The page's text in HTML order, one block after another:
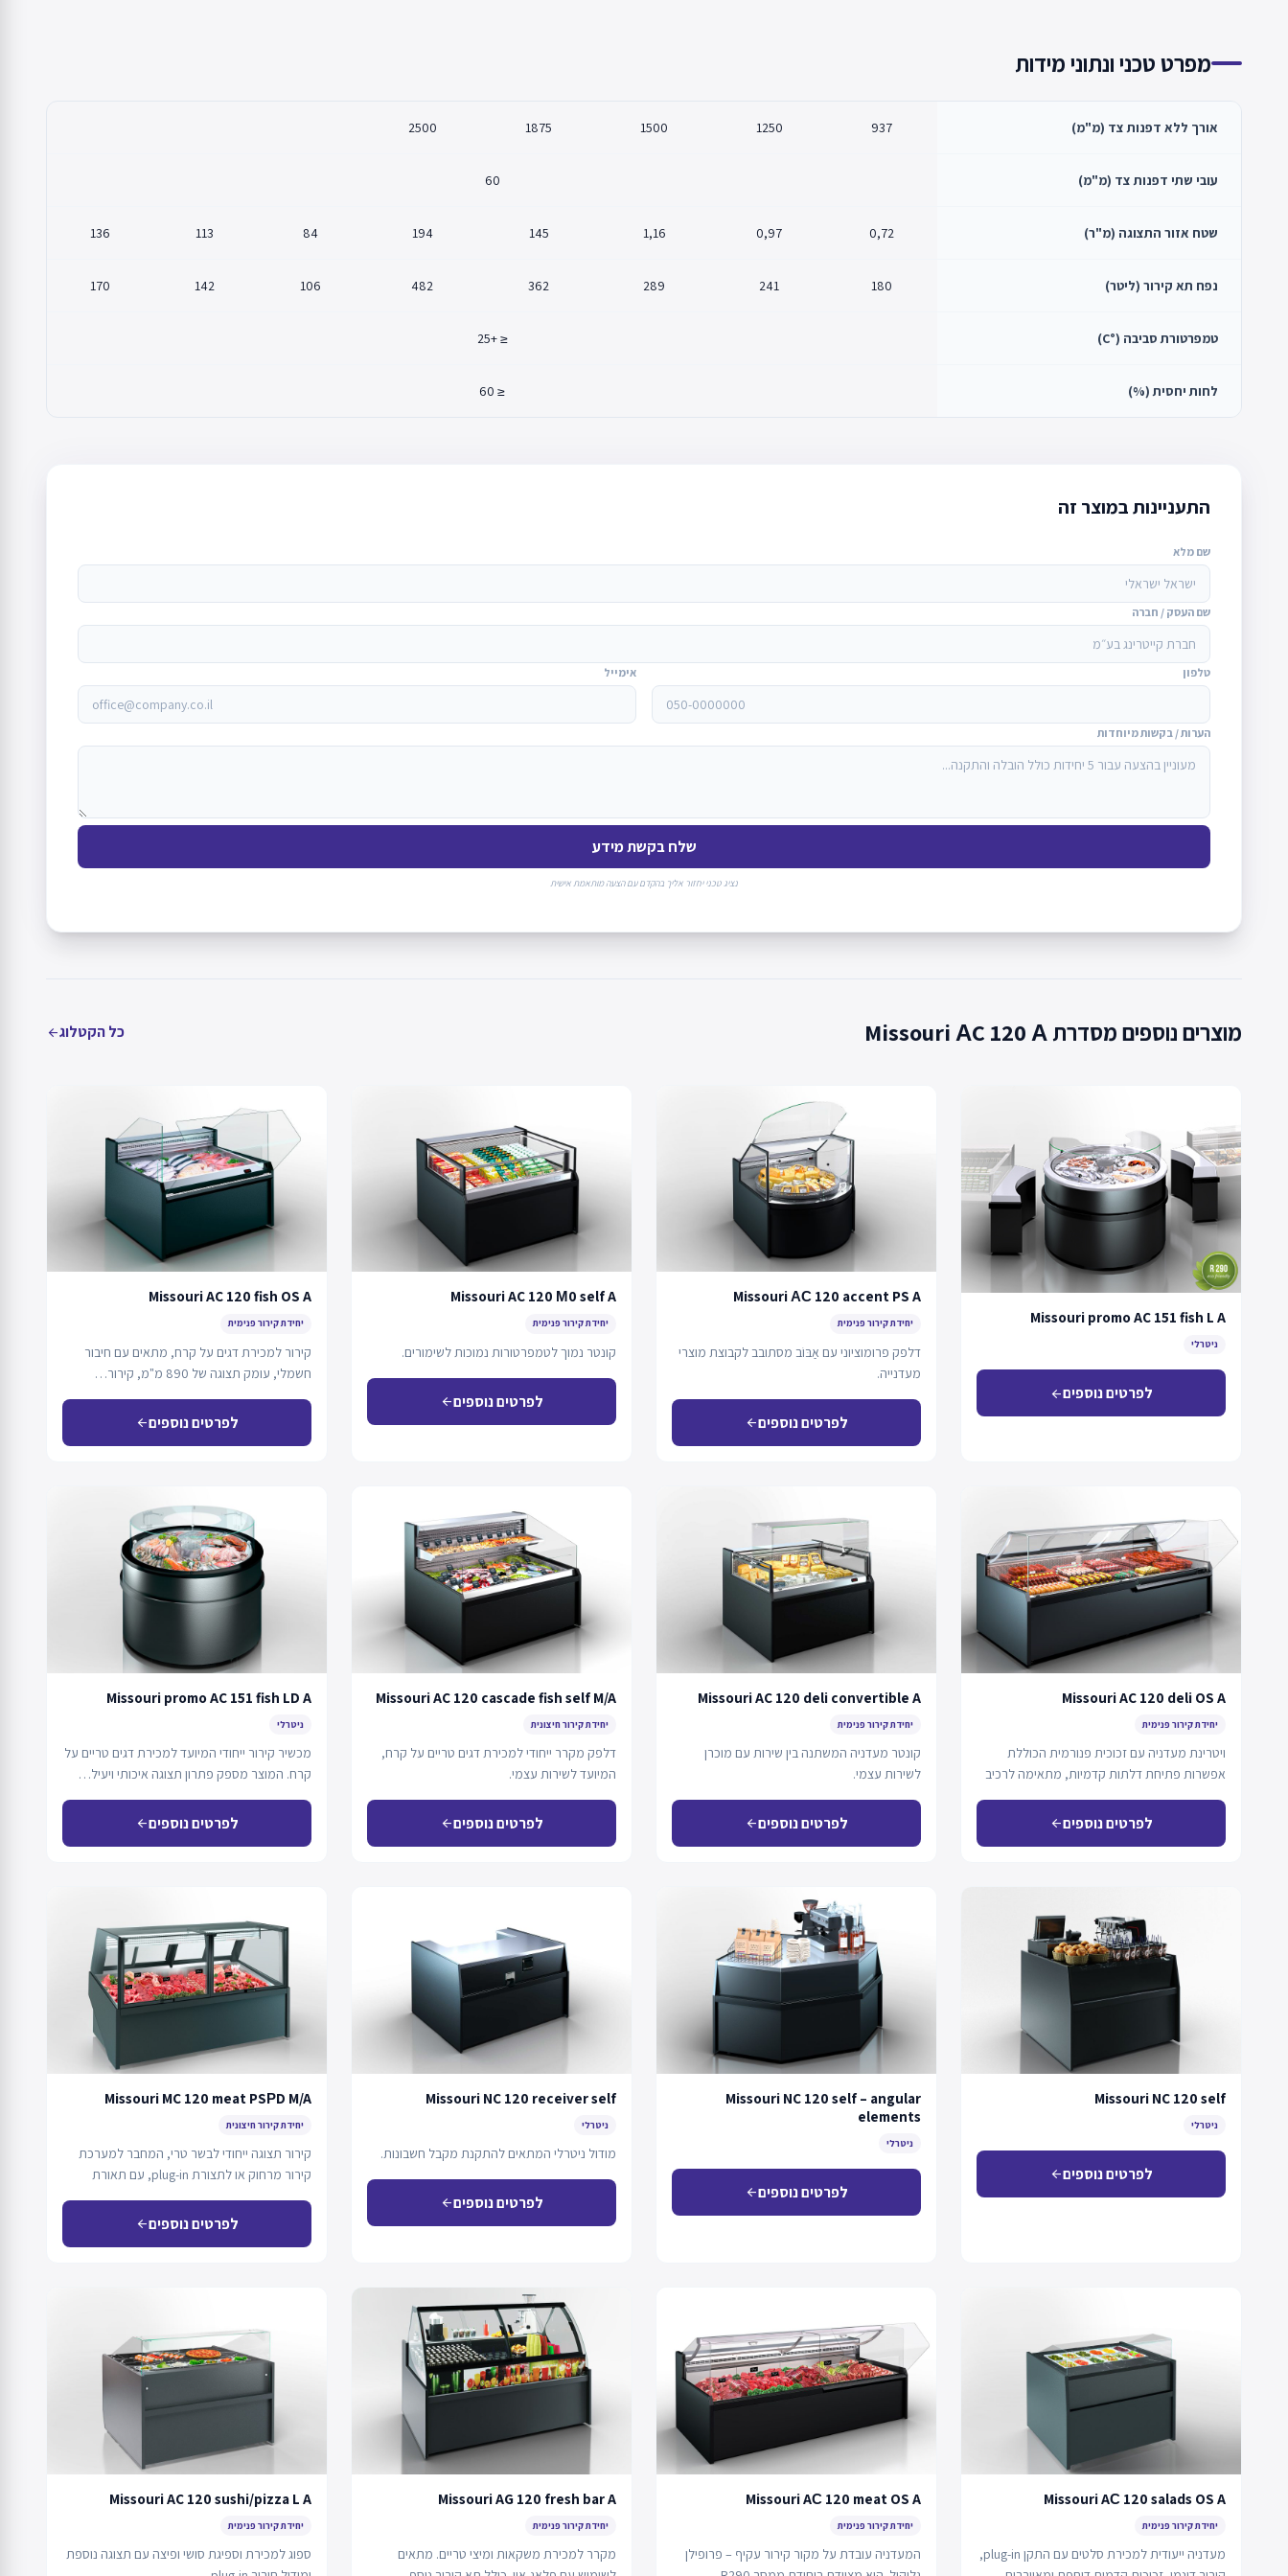
מפרט טכני ונתוני מידות
אורך ללא דפנות צד (מ"מ) 937
1250
1500
1875
2500
עובי שתי דפנות צד (מ"מ) 60
שטח אזור התצוגה (מ"ר) 0,72
0,97
1,16
145
194
84
113
136
נפח תא קירור (ליטר) 180
241
289
362
482
106
142
170
טמפרטורת סביבה (°C) ≤ +25
לחות יחסית (%) ≤ 60
התעניינות במוצר זה
שם מלא
שם העסק / חברה
טלפון אימייל
הערות / בקשות מיוחדות
שלח בקשת מידע
נציג טכני יחזור אליך בהקדם עם הצעה מותאמת אישית
מוצרים נוספים מסדרת Missouri АC 120 А כל הקטלוגarrow_back
Missouri promo AC 151 fish L A
ניטרלי
לפרטים נוספיםarrow_back
Missouri АС 120 accent PS A
יחידת קירור פנימית
דלפק פרומוציוני עם אַבּוֹב מסתובב לקבוצת מוצרי
מעדנייה.
לפרטים נוספיםarrow_back
Missouri AC 120 М0 self A
יחידת קירור פנימית
קונטר נמוך לטמפרטורות נמוכות לשימורים.
לפרטים נוספיםarrow_back
Missouri AC 120 fish OS A
יחידת קירור פנימית
קירור למכירת דגים על קרח, מתאים עם חיבור
חשמלי, עומק תצוגה של 890 מ"מ, קירור…
לפרטים נוספיםarrow_back
Missouri AC 120 deli OS A
יחידת קירור פנימית
ויטרינת מעדניה עם זכוכית פנורמית הכוללת
אפשרות פתיחת דלתות קדמיות, מתאימה לרכיב
לפרטים נוספיםarrow_back
Missouri AC 120 deli convertible A
יחידת קירור פנימית
קונטר מעדניה המשתנה בין שירות עם מוכרן
לשירות עצמי.
לפרטים נוספיםarrow_back
Missouri AC 120 cascade fish self M/A
יחידת קירור חיצונית
דלפק מקרר ייחודי למכירת דגים טריים על קרח,
המיועד לשירות עצמי.
לפרטים נוספיםarrow_back
Missouri promo AC 151 fish LD A
ניטרלי
מכשיר קירור ייחודי המיועד למכירת דגים טריים על
קרח. המוצר מספק פתרון תצוגה איכותי ויעיל…
לפרטים נוספיםarrow_back
Missouri NC 120 self
ניטרלי
לפרטים נוספיםarrow_back
Missouri NC 120 self – angular
elements
ניטרלי
לפרטים נוספיםarrow_back
Missouri NC 120 receiver self
ניטרלי
מודול ניטרלי המתאים להתקנת מקבל חשבונות.
לפרטים נוספיםarrow_back
Missouri MC 120 meat PSРD M/A
יחידת קירור חיצונית
קירור תצוגה ייחודי לבשר טרי, המחבר למערכת
קירור מרחוק או לתצורת plug-in, עם תאורת
לפרטים נוספיםarrow_back
Missouri AС 120 salads OS A
יחידת קירור פנימית
מעדניה ייעודית למכירת סלטים עם התקן plug-in,
Missouri AС 120 meat OS A
יחידת קירור פנימית
המעדניה עובדת על מקור קירור עקיף – פרופילן
Missouri AG 120 fresh bar A
יחידת קירור פנימית
מקרר למכירת משקאות ומיצי טריים. מתאים
Missouri AC 120 sushi/pizza L A
יחידת קירור פנימית
ספוג למכירת וספיגת סושי ופיצה עם תצוגה נוספת